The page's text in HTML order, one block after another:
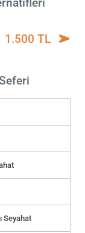
1.500 TL
Seyahat